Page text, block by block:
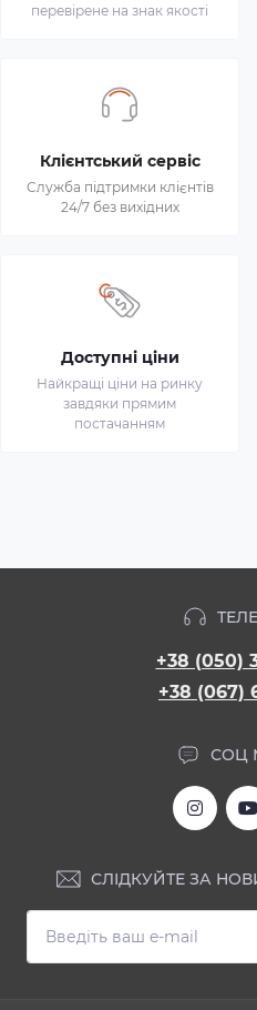
перевірене на знак якості
Клієнтський сервіс
Служба підтримки клієнтів
24/7 без вихідних
Доступні ціни
Найкращі ціни на ринку
завдяки прямим
постачанням
+38 (050)
+38 (067)
СОЦ
СЛІДКУЙТЕ ЗА